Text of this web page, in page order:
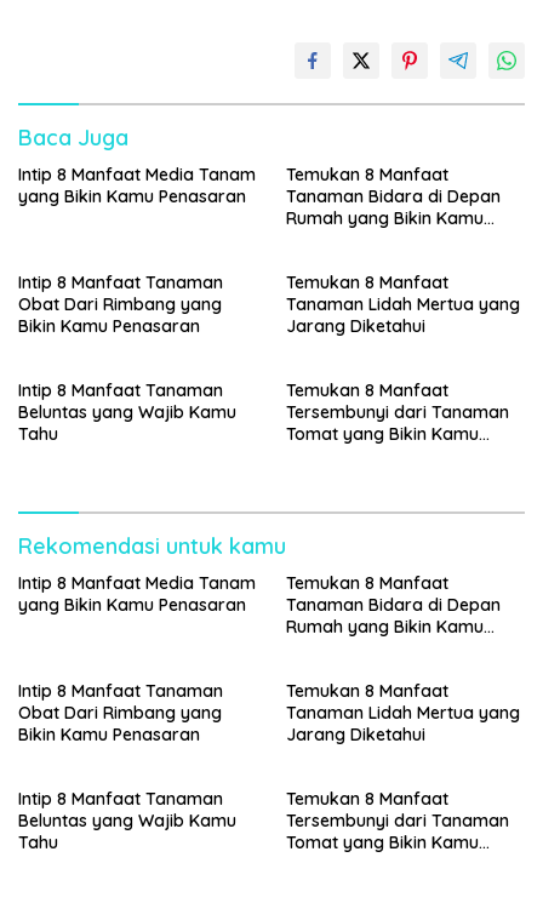
Baca Juga
Intip 8 Manfaat Media Tanam
yang Bikin Kamu Penasaran
Temukan 8 Manfaat
Tanaman Bidara di Depan
Rumah yang Bikin Kamu
Intip 8 Manfaat Tanaman
Obat Dari Rimbang yang
Bikin Kamu Penasaran
Temukan 8 Manfaat
Tanaman Lidah Mertua yang
Jarang Diketahui
Intip 8 Manfaat Tanaman
Beluntas yang Wajib Kamu
Tahu
Temukan 8 Manfaat
Tersembunyi dari Tanaman
Tomat yang Bikin Kamu
Rekomendasi untuk kamu
Intip 8 Manfaat Media Tanam
yang Bikin Kamu Penasaran
Temukan 8 Manfaat
Tanaman Bidara di Depan
Rumah yang Bikin Kamu
Intip 8 Manfaat Tanaman
Obat Dari Rimbang yang
Bikin Kamu Penasaran
Temukan 8 Manfaat
Tanaman Lidah Mertua yang
Jarang Diketahui
Intip 8 Manfaat Tanaman
Beluntas yang Wajib Kamu
Tahu
Temukan 8 Manfaat
Tersembunyi dari Tanaman
Tomat yang Bikin Kamu